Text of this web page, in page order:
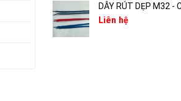
DÂY RÚT DẸP M32 -
Liên hệ